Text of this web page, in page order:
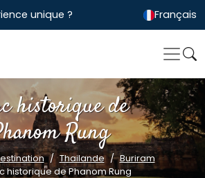
unique ? Français
historique de
Rung
Thailande
Buriram
historique de Phanom Rung